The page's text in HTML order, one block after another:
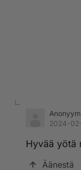
2024-
Hyvää yötä
Äänestä